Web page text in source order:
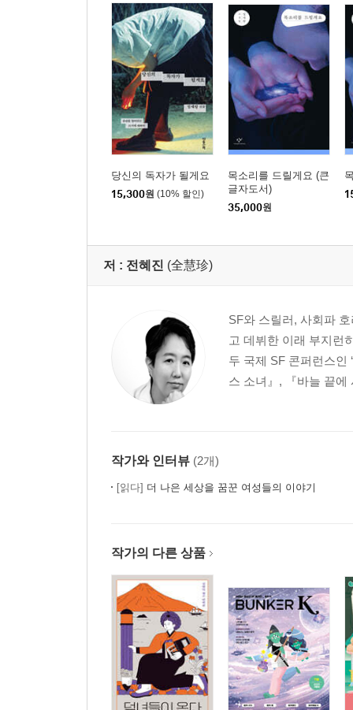
당신의 독자가 될게요
15,300원 (10% 할인)
목소리를 드릴게요 (큰
글자도서)
35,000원
저 : 전혜진 (全慧珍)
SF와 스릴러, 사회파
고 데뷔한 이래 부지런
두 국제 SF 콘퍼런스인
스 소녀』, 『바늘 끝에
작가와 인터뷰 (2개)
[읽다] 더 나은 세상을 꿈꾼 여성들의 이야기
작가의 다른 상품